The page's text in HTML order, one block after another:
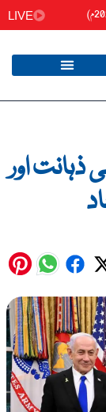
LIVE
ذہانت اور